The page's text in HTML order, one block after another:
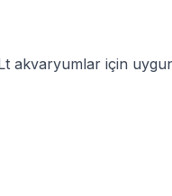
akvaryumlar için